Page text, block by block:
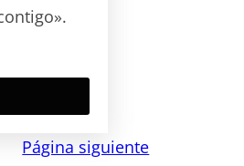
Página siguiente